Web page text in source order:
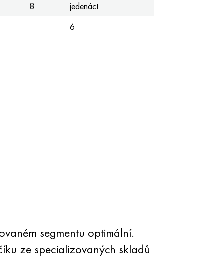
8
jedenáct
6
segmentu optimální.
ze specializovaných skladů